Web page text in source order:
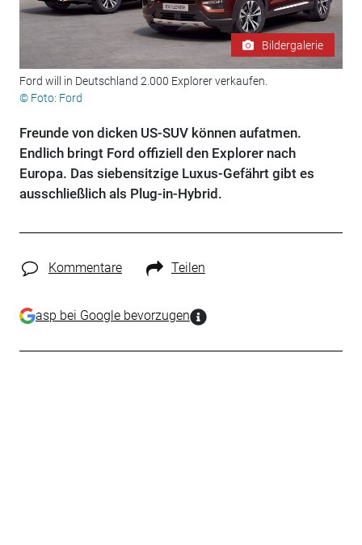
Bildergalerie
Ford will in Deutschland 2.000 Explorer verkaufen.
© Foto: Ford
Freunde von dicken US-SUV können aufatmen.
Endlich bringt Ford offiziell den Explorer nach
Europa. Das siebensitzige Luxus-Gefährt gibt es
ausschließlich als Plug-in-Hybrid.
Kommentare Teilen
asp bei Google bevorzugen